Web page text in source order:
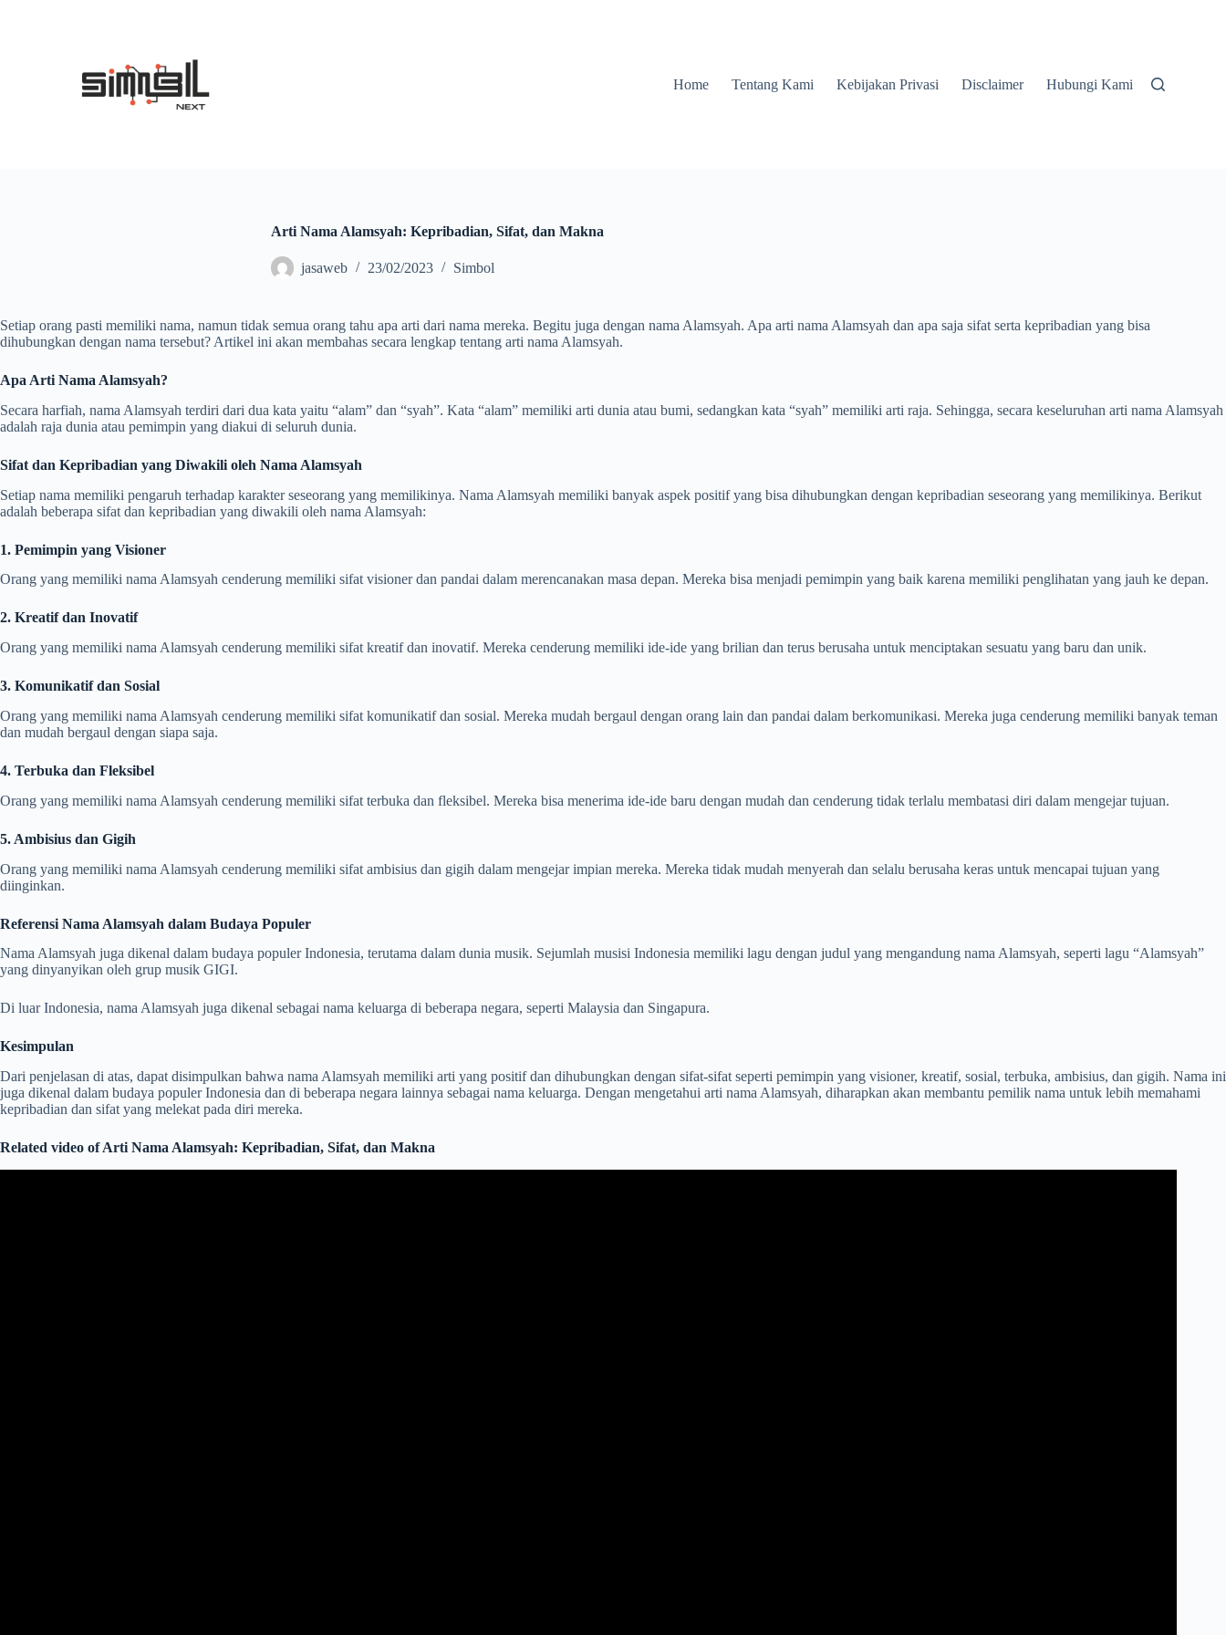
Home Tentang Kami Kebijakan Privasi Disclaimer Hubungi Kami
Arti Nama Alamsyah: Kepribadian, Sifat, dan Makna
jasaweb 23/02/2023 Simbol
Setiap orang pasti memiliki nama, namun tidak semua orang tahu apa arti dari nama mereka. Begitu juga dengan nama Alamsyah. Apa arti nama Alamsyah dan apa saja sifat serta kepribadian yang bisa
dihubungkan dengan nama tersebut? Artikel ini akan membahas secara lengkap tentang arti nama Alamsyah.
Apa Arti Nama Alamsyah?
Secara harfiah, nama Alamsyah terdiri dari dua kata yaitu “alam” dan “syah”. Kata “alam” memiliki arti dunia atau bumi, sedangkan kata “syah” memiliki arti raja. Sehingga, secara keseluruhan arti nama Alamsyah
adalah raja dunia atau pemimpin yang diakui di seluruh dunia.
Sifat dan Kepribadian yang Diwakili oleh Nama Alamsyah
Setiap nama memiliki pengaruh terhadap karakter seseorang yang memilikinya. Nama Alamsyah memiliki banyak aspek positif yang bisa dihubungkan dengan kepribadian seseorang yang memilikinya. Berikut
adalah beberapa sifat dan kepribadian yang diwakili oleh nama Alamsyah:
1. Pemimpin yang Visioner
Orang yang memiliki nama Alamsyah cenderung memiliki sifat visioner dan pandai dalam merencanakan masa depan. Mereka bisa menjadi pemimpin yang baik karena memiliki penglihatan yang jauh ke depan.
2. Kreatif dan Inovatif
Orang yang memiliki nama Alamsyah cenderung memiliki sifat kreatif dan inovatif. Mereka cenderung memiliki ide-ide yang brilian dan terus berusaha untuk menciptakan sesuatu yang baru dan unik.
3. Komunikatif dan Sosial
Orang yang memiliki nama Alamsyah cenderung memiliki sifat komunikatif dan sosial. Mereka mudah bergaul dengan orang lain dan pandai dalam berkomunikasi. Mereka juga cenderung memiliki banyak teman
dan mudah bergaul dengan siapa saja.
4. Terbuka dan Fleksibel
Orang yang memiliki nama Alamsyah cenderung memiliki sifat terbuka dan fleksibel. Mereka bisa menerima ide-ide baru dengan mudah dan cenderung tidak terlalu membatasi diri dalam mengejar tujuan.
5. Ambisius dan Gigih
Orang yang memiliki nama Alamsyah cenderung memiliki sifat ambisius dan gigih dalam mengejar impian mereka. Mereka tidak mudah menyerah dan selalu berusaha keras untuk mencapai tujuan yang
diinginkan.
Referensi Nama Alamsyah dalam Budaya Populer
Nama Alamsyah juga dikenal dalam budaya populer Indonesia, terutama dalam dunia musik. Sejumlah musisi Indonesia memiliki lagu dengan judul yang mengandung nama Alamsyah, seperti lagu “Alamsyah”
yang dinyanyikan oleh grup musik GIGI.
Di luar Indonesia, nama Alamsyah juga dikenal sebagai nama keluarga di beberapa negara, seperti Malaysia dan Singapura.
Kesimpulan
Dari penjelasan di atas, dapat disimpulkan bahwa nama Alamsyah memiliki arti yang positif dan dihubungkan dengan sifat-sifat seperti pemimpin yang visioner, kreatif, sosial, terbuka, ambisius, dan gigih. Nama ini
juga dikenal dalam budaya populer Indonesia dan di beberapa negara lainnya sebagai nama keluarga. Dengan mengetahui arti nama Alamsyah, diharapkan akan membantu pemilik nama untuk lebih memahami
kepribadian dan sifat yang melekat pada diri mereka.
Related video of Arti Nama Alamsyah: Kepribadian, Sifat, dan Makna